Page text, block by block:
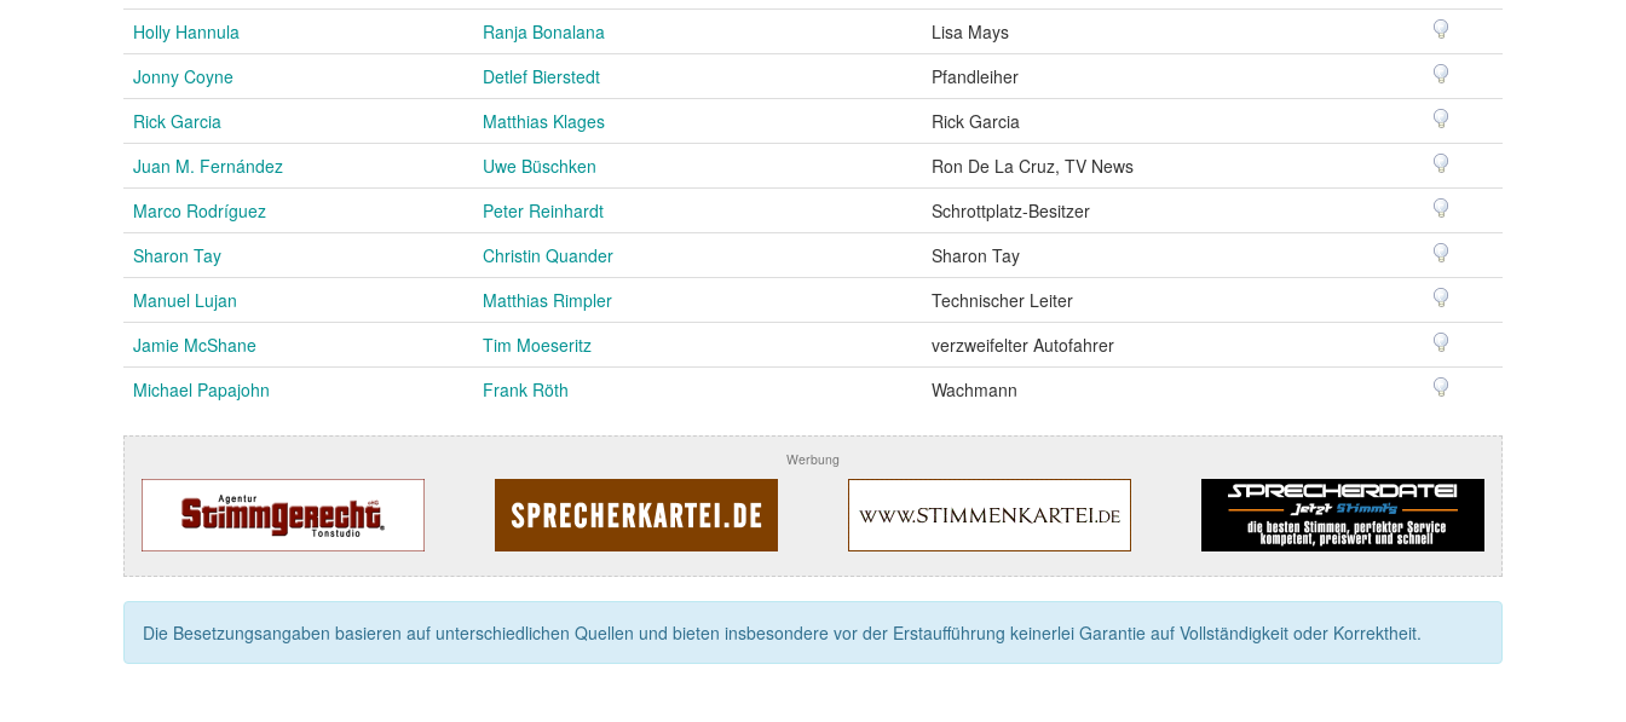
Holly Hannula
Ranja Bonalana
Lisa Mays
Jonny Coyne
Detlef Bierstedt
Pfandleiher
Rick Garcia
Matthias Klages
Rick Garcia
Juan M. Fernández
Uwe Büschken
Ron De La Cruz, TV News
Marco Rodríguez
Peter Reinhardt
Schrottplatz-Besitzer
Sharon Tay
Christin Quander
Sharon Tay
Manuel Lujan
Matthias Rimpler
Technischer Leiter
Jamie McShane
Tim Moeseritz
verzweifelter Autofahrer
Michael Papajohn
Frank Röth Wachmann
Werbung
Die Besetzungsangaben basieren auf unterschiedlichen Quellen und bieten insbesondere vor der Erstaufführung keinerlei Garantie auf Vollständigkeit oder Korrektheit.